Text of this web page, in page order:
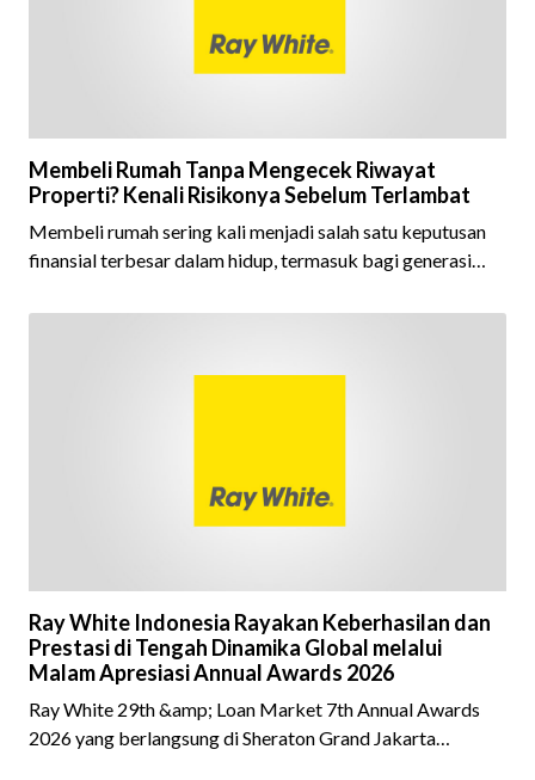
Membeli Rumah Tanpa Mengecek Riwayat
Properti? Kenali Risikonya Sebelum Terlambat
Membeli rumah sering kali menjadi salah satu keputusan
finansial terbesar dalam hidup, termasuk bagi generasi
kepemilikan hunian maupun investasi properti. Namun
fokus pada harga atau lokasi tanpa memperhatikan
Ray White Indonesia Rayakan Keberhasilan dan
Prestasi di Tengah Dinamika Global melalui
Malam Apresiasi Annual Awards 2026
Ray White 29th &amp; Loan Market 7th Annual Awards
2026 yang berlangsung di Sheraton Grand Jakarta